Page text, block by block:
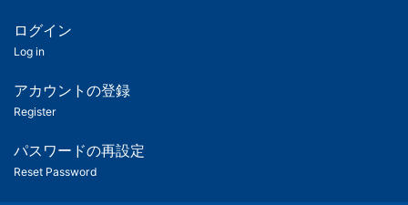
ツ
匿
名
ユ
ー
ログイン
Log in
アカウントの登録
Register
パスワードの再設定
Reset Password